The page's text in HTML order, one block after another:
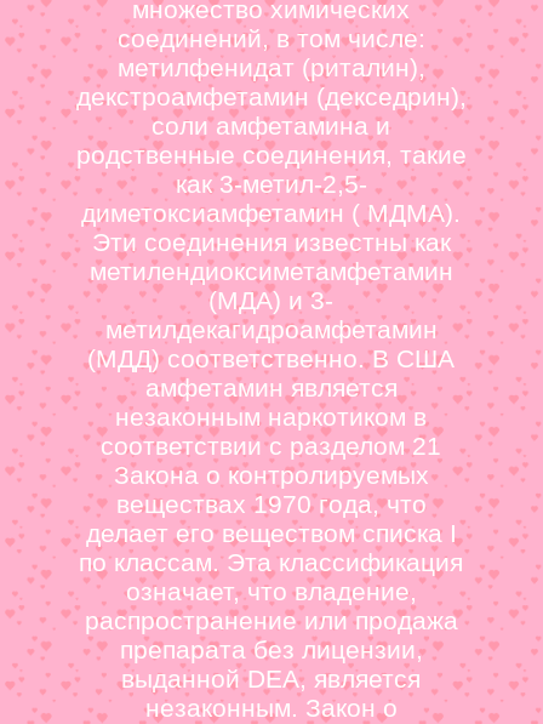
множество химических
соединений, в том числе:
метилфенидат (риталин),
декстроамфетамин (декседрин),
соли амфетамина и
родственные соединения, такие
как 3-метил-2,5-
диметоксиамфетамин ( МДМА).
Эти соединения известны как
метилендиоксиметамфетамин
(МДА) и 3-
метилдекагидроамфетамин
(МДД) соответственно. В США
амфетамин является
незаконным наркотиком в
соответствии с разделом 21
Закона о контролируемых
веществах 1970 года, что
делает его веществом списка I
по классам. Эта классификация
означает, что владение,
распространение или продажа
препарата без лицензии,
выданной DEA, является
незаконным. Закон о